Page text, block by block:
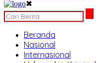
✖
Beranda
Nasional
Internasional